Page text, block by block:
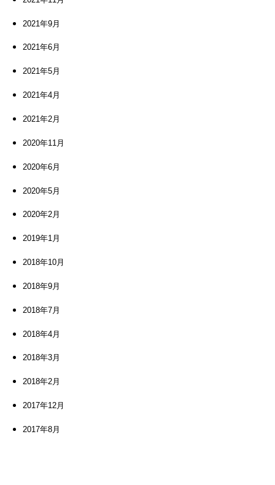
2021年9月
2021年6月
2021年5月
2021年4月
2021年2月
2020年11月
2020年6月
2020年5月
2020年2月
2019年1月
2018年10月
2018年9月
2018年7月
2018年4月
2018年3月
2018年2月
2017年12月
2017年8月